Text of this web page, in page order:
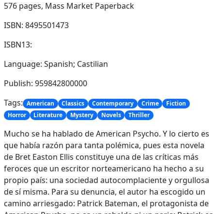
576 pages, Mass Market Paperback
ISBN: 8495501473
ISBN13:
Language: Spanish; Castilian
Publish: 959842800000
Tags: American Classics Contemporary Crime
Fiction
Horror
Literature Mystery Novels Thriller
Mucho se ha hablado de American Psycho. Y lo cierto es
que había razón para tanta polémica, pues esta novela
de Bret Easton Ellis constituye una de las críticas más
feroces que un escritor norteamericano ha hecho a su
propio país: una sociedad autocomplaciente y orgullosa
de sí misma. Para su denuncia, el autor ha escogido un
camino arriesgado: Patrick Bateman, el protagonista de